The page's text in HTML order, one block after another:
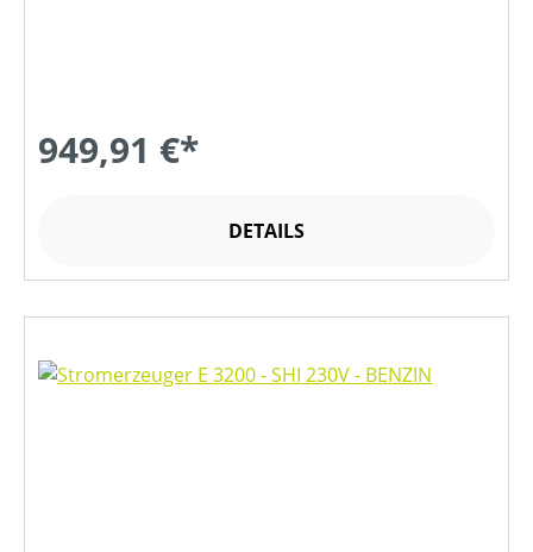
949,91 €*
DETAILS